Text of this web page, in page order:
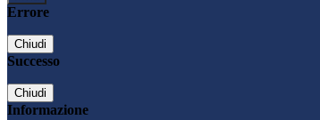
Errore
Chiudi
Successo
Chiudi
Informazione